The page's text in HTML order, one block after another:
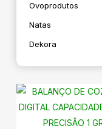
Ovoprodutos
Natas
Dekora